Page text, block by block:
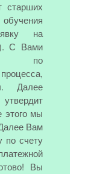
старших
на
С Вами
по
Далее
этого мы
Вам
по счету
Вы